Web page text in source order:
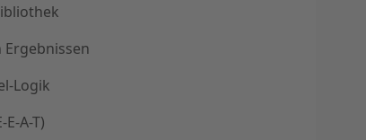
Ergebnissen
Logik
A-T)